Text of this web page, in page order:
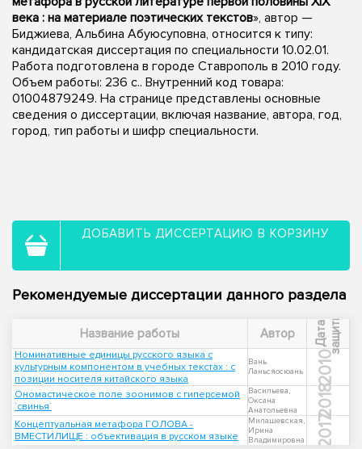
века : на материале поэтических текстов», автор —
Биджиева, Альбина Абуюсуповна, относится к типу:
кандидатская диссертация по специальности 10.02.01.
Работа подготовлена в городе Ставрополь в 2010 году.
Объем работы: 236 с.. Внутренний код товара:
01004879249. На странице представлены основные
сведения о диссертации, включая название, автора, год,
город, тип работы и шифр специальности.
ДОБАВИТЬ ДИССЕРТАЦИЮ В КОРЗИНУ
Рекомендуемые диссертации данного раздела
Название работы Автор Д
а
т
а
з
а
щ
и
т ы
Номинативные единицы русского языка с
культурным компонентом в учебных текстах : с
позиции носителя китайского языка
Вань
Ланьсяосюань
2010
Ономастическое поле зоонимов с гиперсемой
`свинья`
Васильева,
Оксана
Анатольевна
2018
Концептуальная метафора ГОЛОВА -
ВМЕСТИЛИЩЕ : объективация в русском языке
Милашевская,
Ирина
Владимировна
2017